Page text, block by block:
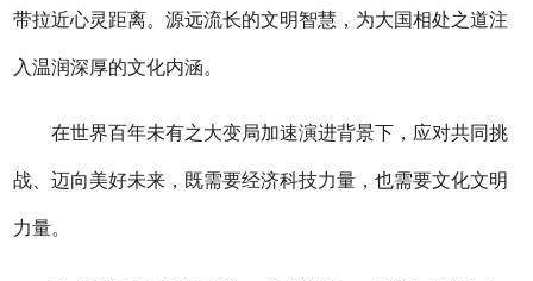
带拉近心灵距离。源远流长的文明智慧，为大国相处之道注
入温润深厚的文化内涵。
在世界百年未有之大变局加速演进背景下，应对共同挑
战、迈向美好未来，既需要经济科技力量，也需要文化文明
力量。